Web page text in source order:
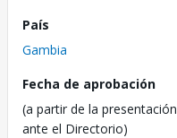
País
Gambia
Fecha de aprobación
(a partir de la presentación
ante el Directorio)